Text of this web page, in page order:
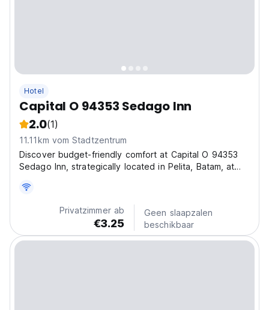
Hotel
Capital O 94353 Sedago Inn
2.0(1)
11.11km vom Stadtzentrum
Discover budget-friendly comfort at Capital O 94353
Sedago Inn, strategically located in Pelita, Batam, at
Perfect for business and leisure travelers, this inn
offers easy access to Batam’s bustling hubs...
Privatzimmer ab
€3.25
Geen slaapzalen
beschikbaar